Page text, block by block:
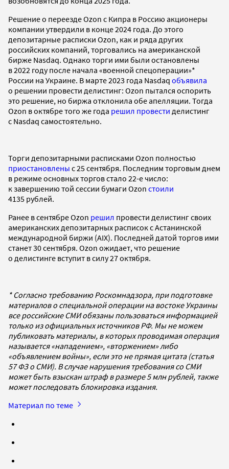
Решение о переезде Ozon с Кипра в Россию акционеры
компании утвердили в конце 2024 года. До этого
депозитарные расписки Ozon, как и ряда других
российских компаний, торговались на американской
бирже Nasdaq. Однако торги ими были остановлены
в 2022 году после начала «военной спецоперации»*
России на Украине. В марте 2023 года Nasdaq объявила
о решении провести делистинг: Ozon пытался оспорить
это решение, но биржа отклонила обе апелляции. Тогда
Ozon в октябре того же года решил провести делистинг
с Nasdaq самостоятельно.
Торги депозитарными расписками Ozon полностью
приостановлены с 25 сентября. Последним торговым днем
в режиме основных торгов стало 22-е число:
к завершению той сессии бумаги Ozon стоили
4135 рублей.
Ранее в сентябре Ozon решил провести делистинг своих
американских депозитарных расписок с Астанинской
международной биржи (AIX). Последней датой торгов ими
станет 30 сентября. Ozon ожидает, что решение
о делистинге вступит в силу 27 октября.
* Согласно требованию Роскомнадзора, при подготовке
материалов о специальной операции на востоке Украины
все российские СМИ обязаны пользоваться информацией
только из официальных источников РФ. Мы не можем
публиковать материалы, в которых проводимая операция
называется «нападением», «вторжением» либо
«объявлением войны», если это не прямая цитата (статья
57 ФЗ о СМИ). В случае нарушения требования со СМИ
может быть взыскан штраф в размере 5 млн рублей, также
может последовать блокировка издания.
Материал по теме